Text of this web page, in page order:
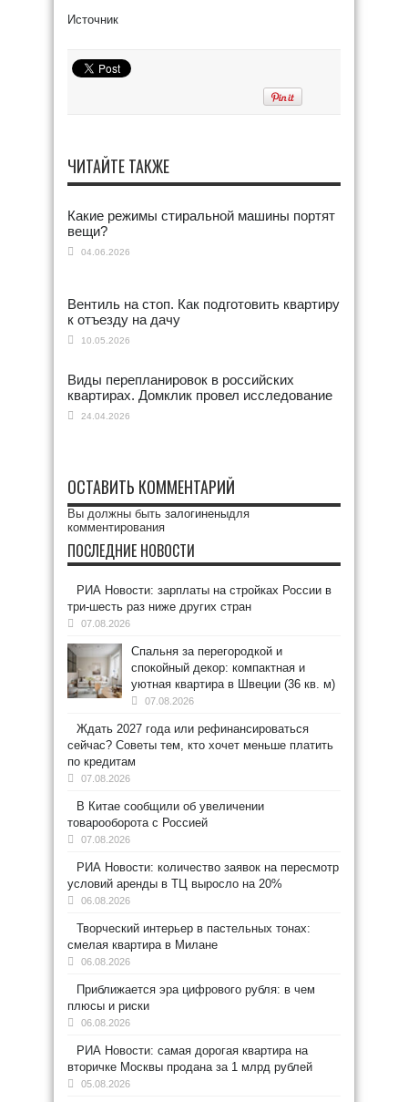
Источник
ЧИТАЙТЕ ТАКЖЕ
Какие режимы стиральной машины портят
вещи?
04.06.2026
Вентиль на стоп. Как подготовить квартиру
к отъезду на дачу
10.05.2026
Виды перепланировок в российских
квартирах. Домклик провел исследование
24.04.2026
ОСТАВИТЬ КОММЕНТАРИЙ
Вы должны быть залогиненыдля
комментирования
ПОСЛЕДНИЕ НОВОСТИ
РИА Новости: зарплаты на стройках России в
три-шесть раз ниже других стран
07.08.2026
Спальня за перегородкой и
спокойный декор: компактная и
уютная квартира в Швеции (36 кв. м)
07.08.2026
Ждать 2027 года или рефинансироваться
сейчас? Советы тем, кто хочет меньше платить
по кредитам
07.08.2026
В Китае сообщили об увеличении
товарооборота с Россией
07.08.2026
РИА Новости: количество заявок на пересмотр
условий аренды в ТЦ выросло на 20%
06.08.2026
Творческий интерьер в пастельных тонах:
смелая квартира в Милане
06.08.2026
Приближается эра цифрового рубля: в чем
плюсы и риски
06.08.2026
РИА Новости: самая дорогая квартира на
вторичке Москвы продана за 1 млрд рублей
05.08.2026